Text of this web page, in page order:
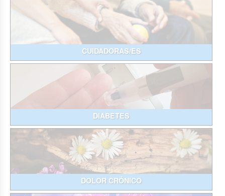
CUIDADORAS/ES
DIABETES
DOLOR CRÓNICO